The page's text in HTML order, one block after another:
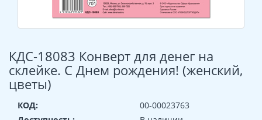
КДС-18083 Конверт для денег на
склейке. С Днем рождения! (женский,
цветы)
КОД:
00-00023763